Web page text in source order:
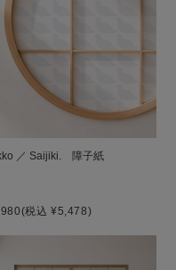
／ Saijiki. 障子紙
(税込 ¥5,478)